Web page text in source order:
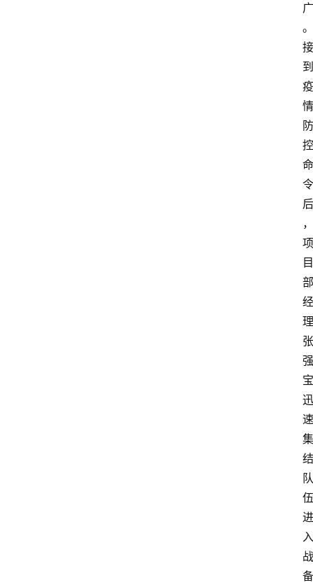
广
。
接
到
疫
情
防
控
命
令
后
，
项
目
部
经
理
张
强
宝
迅
速
集
结
队
伍
进
入
战
备